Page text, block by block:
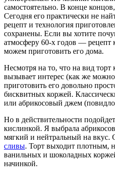
самостоятельно. В конце
Сегодня его практически не
рецепт и технология
сохранены. Если вы хотите
атмосферу 60-х годов —
можем приготовить его дома.
Несмотря на то, что на вид
вызывает интерес (как же
приготовить его довольно
бисквитных коржей.
или абрикосовый джем (повидло
Но в действительности
кислинкой. Я выбрала
мягкий и нейтральный на вкус.
сливы. Торт выходит плотным,
ванильных и шоколадных
начинкой.